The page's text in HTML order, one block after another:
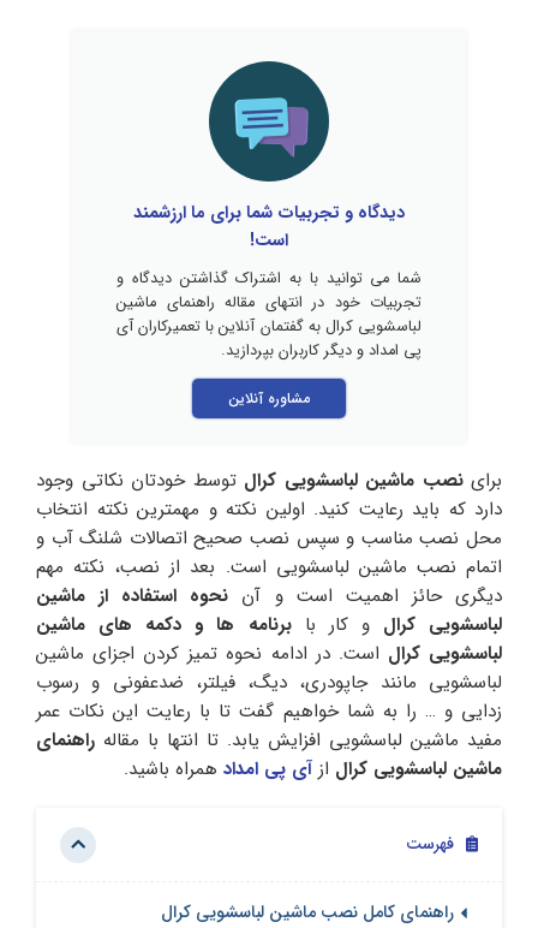
دیدگاه و تجربیات شما برای ما ارزشمند
است!
شما می توانید با به اشتراک گذاشتن دیدگاه و
تجربیات خود در انتهای مقاله راهنمای ماشین
لباسشویی کرال به گفتمان آنلاین با تعمیرکاران آی
پی امداد و دیگر کاربران بپردازید.
مشاوره آنلاین
براینصب ماشین لباسشویی کرال توسط خودتان نکاتی وجود
دارد که باید رعایت کنید. اولین نکته و مهمترین نکته انتخاب
محل نصب مناسب و سپس نصب صحیح اتصالات شلنگ آب و
اتمام نصب ماشین لباسشویی است. بعد از نصب، نکته مهم
دیگری حائز اهمیت است و آن نحوه استفاده از ماشین
لباسشویی کرال و کار بابرنامه ها و دکمه های ماشین
لباسشویی کرال است. در ادامه نحوه تمیز کردن اجزای ماشین
لباسشویی مانند جاپودری، دیگ، فیلتر، ضدعفونی و رسوب
زدایی و … را به شما خواهیم گفت تا با رعایت این نکات عمر
مفید ماشین لباسشویی افزایش یابد. تا انتها با مقاله راهنمای
ماشین لباسشویی کرال از آی پی امداد همراه باشید.
فهرست
راهنمای کامل نصب ماشین لباسشویی کرال